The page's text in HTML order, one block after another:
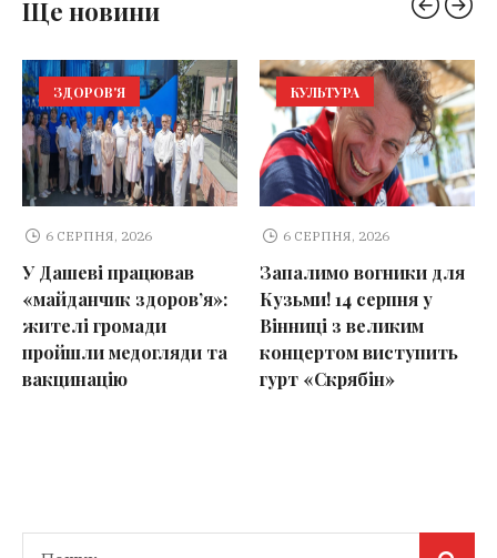
Ще новини
ЗДОРОВ'Я
6 СЕРПНЯ, 2026
У Дашеві працював
«майданчик здоров’я»:
жителі громади
пройшли медогляди та
вакцинацію
КУЛЬТУРА
6 СЕРПНЯ, 2026
Запалимо вогники для
Кузьми! 14 серпня у
Вінниці з великим
концертом виступить
гурт «Скрябін»